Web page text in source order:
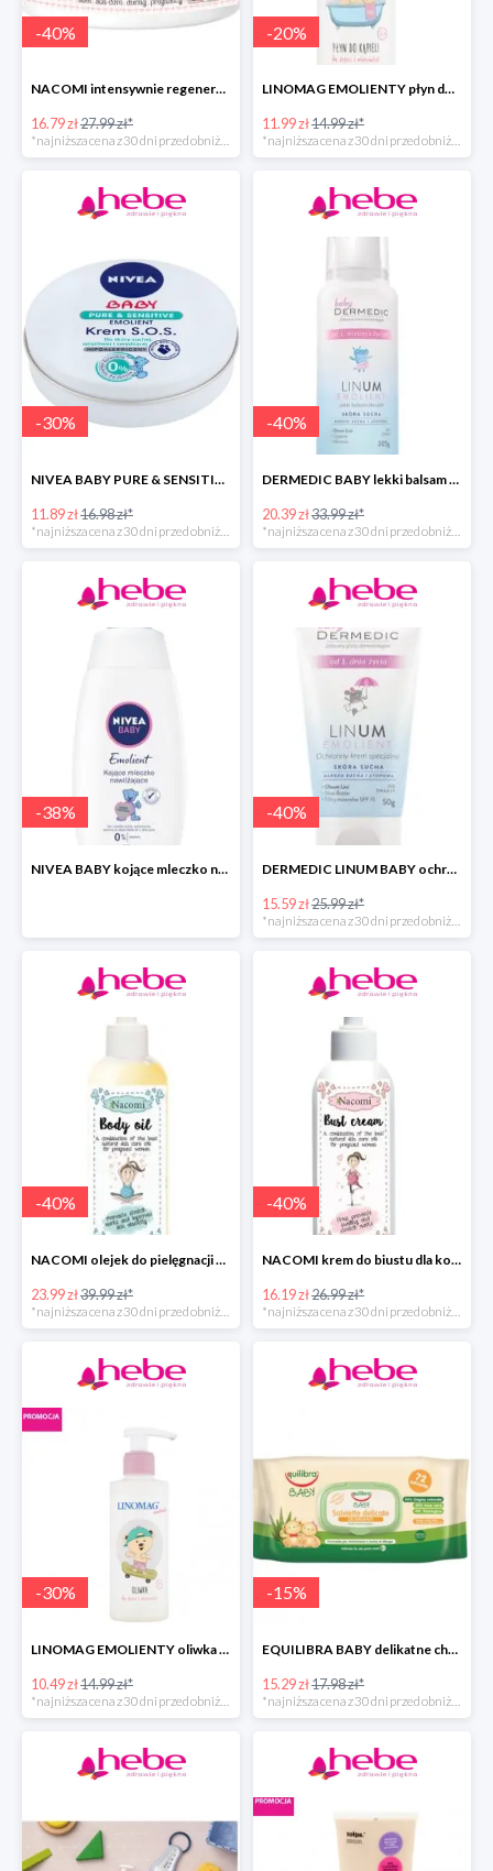
-40%
NACOMI intensywnie regenerujące masło do ciała dla kobiet w ciąży
16.79 zł27.99 zł*
*najniższa cena z 30 dni przed obniżką
-20%
LINOMAG EMOLIENTY płyn do kąpieli dla dzieci i niemowląt
11.99 zł14.99 zł*
*najniższa cena z 30 dni przed obniżką
-30%
NIVEA BABY PURE & SENSITIVE krem dla dzieci
11.89 zł16.98 zł*
-40%
DERMEDIC BABY lekki balsam do ciała
20.39 zł33.99 zł*
-38%
NIVEA BABY kojące mleczko nawilżające do ciała dla dzieci
-40%
DERMEDIC LINUM BABY ochronny krem specjalny
15.59 zł25.99 zł*
*najniższa cena z 30 dni przed obniżką
-40%
NACOMI olejek do pielęgnacji skóry kobiet w ciąży
23.99 zł39.99 zł*
-40%
NACOMI krem do biustu dla kobiet w ciąży w super cenie
16.19 zł26.99 zł*
-30%
LINOMAG EMOLIENTY oliwka do ciała dla dzieci i niemowląt
10.49 zł14.99 zł*
*najniższa cena z 30 dni przed obniżką
-15%
EQUILIBRA BABY delikatne chusteczki oczyszczające
15.29 zł17.98 zł*
*najniższa cena z 30 dni przed obniżką